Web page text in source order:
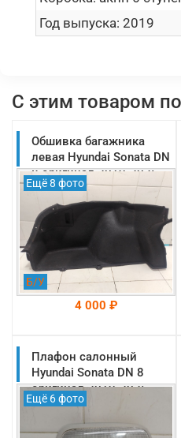
Год выпуска: 2019
С этим товаром
Обшивка багажника
левая Hyundai Sonata DN
8 оригинал 2019-2025
(85730L1000NNB)
Ещё 8 фото
Б/У
4 000 ₽
На складе: Раменское
-->
Плафон салонный
Hyundai Sonata DN 8
оригинал 2019-2025
(92850L1000MMH)
Ещё 6 фото